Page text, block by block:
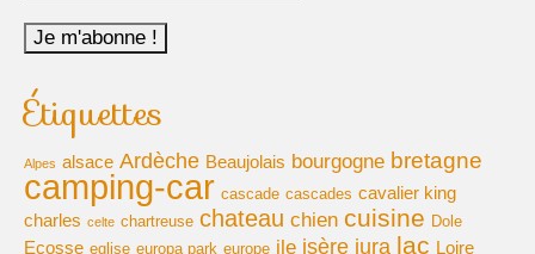
Étiquettes
Alpes alsace Ardèche Beaujolais bourgogne bretagne
camping-car cascade cascades cavalier king
charles celte chartreuse chateau chien cuisine Dole
Ecosse eglise europa park europe ile isère jura lac Loire